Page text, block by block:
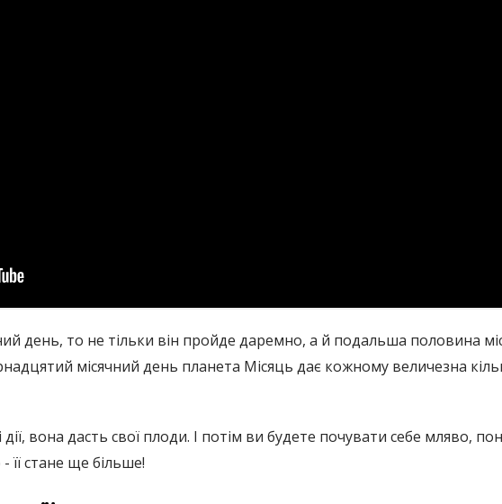
день, то не тільки він пройде даремно, а й подальша половина
місячний день планета Місяць дає кожному величезна
вона дасть свої плоди. І потім ви будете почувати себе мляво,
її стане ще більше!